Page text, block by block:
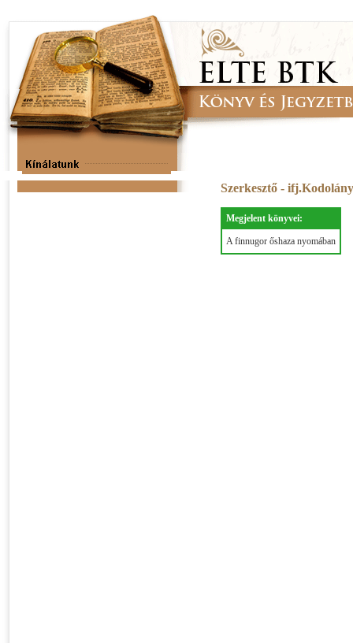
Szerkesztő -
Megjelent könyvei:
A finnugor őshaza nyomában